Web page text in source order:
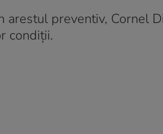
preventiv, Cornel
condiţii.